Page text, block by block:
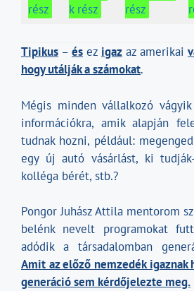
rész
k rész
rész
Tipikus – és ez igaz az amerikai
hogy utálják a számokat.
Mégis minden vállalkozó
információkra, amik alapján
tudnak hozni, például:
egy új autó vásárlást, ki
kolléga bérét, stb.?
Pongor Juhász Attila mentorom
belénk nevelt programokat
adódik a társadalomban
Amit az előző nemzedék
generáció sem kérdőjelezte meg.